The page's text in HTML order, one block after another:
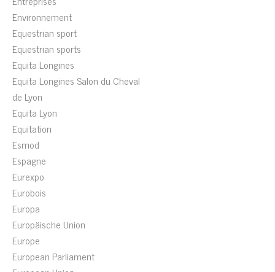
Environnement
Equestrian sport
Equestrian sports
Equita Longines
Equita Longines Salon du Cheval
de Lyon
Equita Lyon
Equitation
Esmod
Espagne
Eurexpo
Eurobois
Europa
Europäische Union
Europe
European Parliament